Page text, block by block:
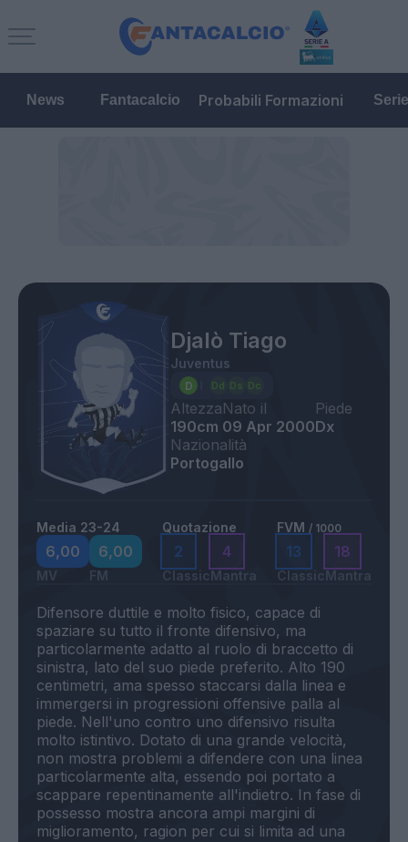
News Fantacalcio Probabili Formazioni
Djalò Tiago
Juventus
Altezza
190cm
Nato il
09 Apr 2000
Piede
Dx
Nazionalità
Portogallo
Media 23-24
6,00
MV
6,00
FM
Quotazione
2
Classic
4
Mantra
FVM / 1000
13
Classic
18
Mantra
Difensore duttile e molto fisico, capace di
spaziare su tutto il fronte difensivo, ma
particolarmente adatto al ruolo di braccetto di
sinistra, lato del suo piede preferito. Alto 190
centimetri, ama spesso staccarsi dalla linea e
immergersi in progressioni offensive palla al
piede. Nell'uno contro uno difensivo risulta
molto istintivo. Dotato di una grande velocità,
non mostra problemi a difendere con una linea
particolarmente alta, essendo poi portato a
scappare repentinamente all'indietro. In fase di
possesso mostra ancora ampi margini di
miglioramento, ragion per cui si limita ad una